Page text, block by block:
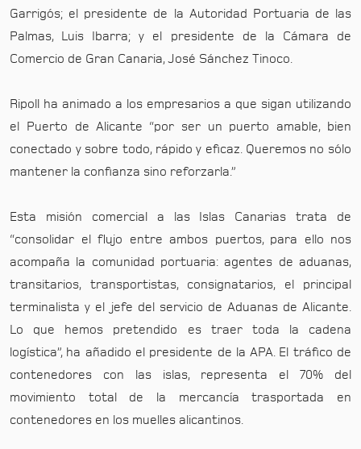
Garrigós; el presidente de la Autoridad Portuaria de las
Palmas, Luis Ibarra; y el presidente de la Cámara de
Comercio de Gran Canaria, José Sánchez Tinoco.
Ripoll ha animado a los empresarios a que sigan utilizando
el Puerto de Alicante “por ser un puerto amable, bien
conectado y sobre todo, rápido y eficaz. Queremos no sólo
mantener la confianza sino reforzarla.”
Esta misión comercial a las Islas Canarias trata de
“consolidar el flujo entre ambos puertos, para ello nos
acompaña la comunidad portuaria: agentes de aduanas,
transitarios, transportistas, consignatarios, el principal
terminalista y el jefe del servicio de Aduanas de Alicante.
Lo que hemos pretendido es traer toda la cadena
logística”, ha añadido el presidente de la APA. El tráfico de
contenedores con las islas, representa el 70% del
movimiento total de la mercancía trasportada en
contenedores en los muelles alicantinos.